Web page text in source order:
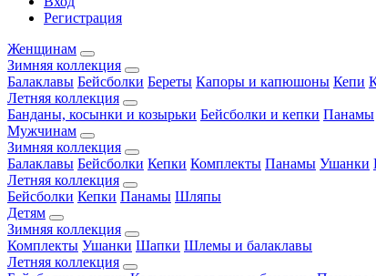
Регистрация
Женщинам
Зимняя коллекция
Балаклавы Бейсболки Береты Капоры и капюшоны Кепи
Летняя коллекция
Банданы, косынки и козырьки Бейсболки и кепки Панамы
Мужчинам
Зимняя коллекция
Балаклавы Бейсболки Кепки Комплекты Панамы Ушанки
Летняя коллекция
Бейсболки Кепки Панамы Шляпы
Детям
Зимняя коллекция
Комплекты Ушанки Шапки Шлемы и балаклавы
Летняя коллекция